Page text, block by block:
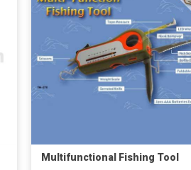
Multifunctional Fishing Tool